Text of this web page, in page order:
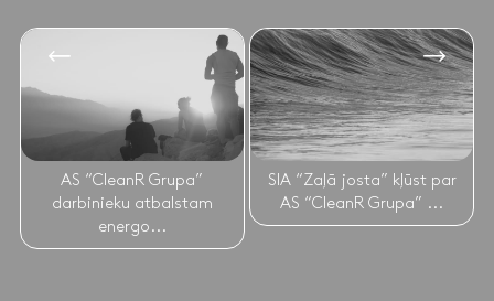
AS “CleanR Grupa”
darbinieku atbalstam
energo...
SIA “Zaļā josta” kļūst par
AS “CleanR Grupa” ...